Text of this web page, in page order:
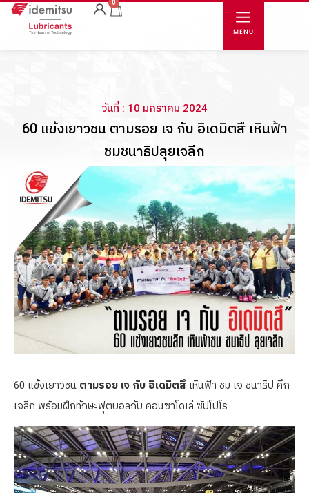
0
วันที่ : 10 มกราคม 2024
60 แข้งเยาวชน ตามรอย เจ กับ อิเดมิตสึ เหินฟ้า
ชมชนาธิปลุยเจลีก
60 แข้งเยาวชน ตามรอย เจ กับ อิเดมิตสึ เหินฟ้า ชม เจ ชนาธิป ศึก
เจลีก พร้อมฝึกทักษะฟุตบอลกับ คอนซาโดเล่ ซัปโปโร